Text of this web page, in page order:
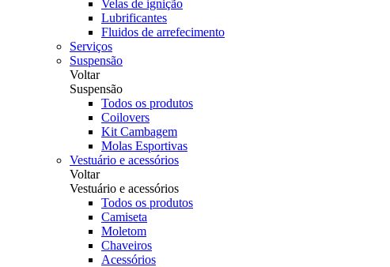
Velas de ignição
Lubrificantes
Fluidos de arrefecimento
Serviços
Suspensão
Voltar
Suspensão
Todos os produtos
Coilovers
Kit Cambagem
Molas Esportivas
Vestuário e acessórios
Voltar
Vestuário e acessórios
Todos os produtos
Camiseta
Moletom
Chaveiros
Acessórios